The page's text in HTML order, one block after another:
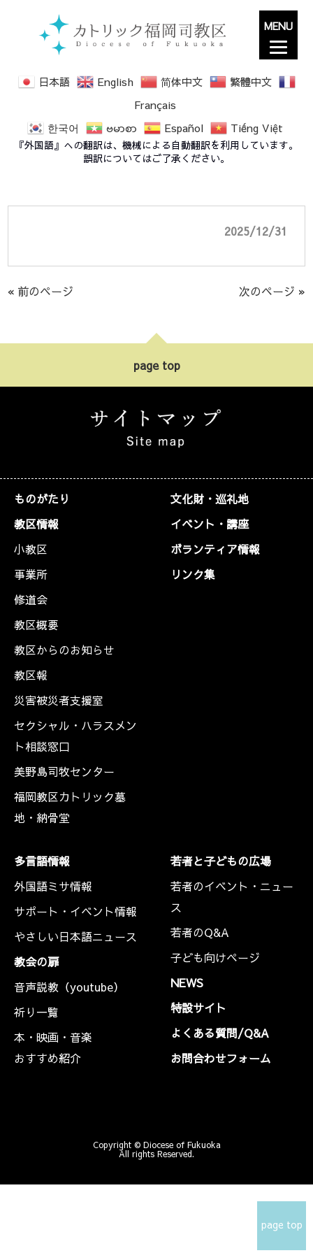
日本語 English 简体中文
繁體中文
Français
한국어
ဗမာစာ Español Tiếng Việt
『外国語』への翻訳は、機械による自動翻訳を利用しています。
誤訳についてはご了承ください。
神の母聖マリア Solemnity of Mary, Mother
of God 2026 (2026年1月1日）
2025/12/31
« 前のページ 次のページ »
page top
ものがたり
教区情報
小教区
事業所
修道会
教区概要
教区からのお知らせ
教区報
災害被災者支援室
セクシャル・ハラスメン
ト相談窓口
美野島司牧センター
福岡教区カトリック墓
地・納骨堂
文化財・巡礼地
イベント・講座
ボランティア情報
リンク集
多言語情報
外国語ミサ情報
サポート・イベント情報
やさしい日本語ニュース
教会の扉
音声説教（youtube）
祈り一覧
本・映画・音楽
おすすめ紹介
若者と子どもの広場
若者のイベント・ニュー
ス
若者のQ&A
子ども向けページ
NEWS
特設サイト
よくある質問/Q&A
お問合わせフォーム
page top
Copyright © Diocese of Fukuoka
All rights Reserved.
MENU